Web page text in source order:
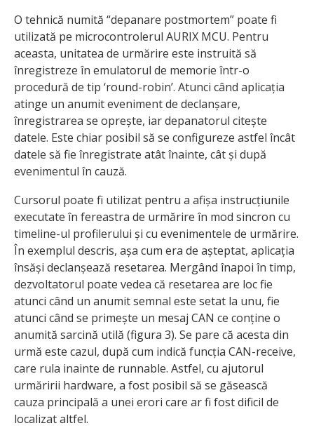
O tehnică numită “depanare postmortem” poate fi
utilizată pe microcontrolerul AURIX MCU. Pentru
aceasta, unitatea de urmărire este instruită să
înregistreze în emulatorul de memorie într-o
procedură de tip ‘round-robin’. Atunci când aplicația
atinge un anumit eveniment de declanșare,
înregistrarea se oprește, iar depanatorul citește
datele. Este chiar posibil să se configureze astfel încât
datele să fie înregistrate atât înainte, cât și după
evenimentul în cauză.
Cursorul poate fi utilizat pentru a afișa instrucțiunile
executate în fereastra de urmărire în mod sincron cu
timeline-ul profilerului și cu evenimentele de urmărire.
În exemplul descris, așa cum era de așteptat, aplicația
însăși declanșează resetarea. Mergând înapoi în timp,
dezvoltatorul poate vedea că resetarea are loc fie
atunci când un anumit semnal este setat la unu, fie
atunci când se primește un mesaj CAN ce conține o
anumită sarcină utilă (figura 3). Se pare că acesta din
urmă este cazul, după cum indică funcția CAN-receive,
care rula inainte de runnable. Astfel, cu ajutorul
urmăririi hardware, a fost posibil să se găsească
cauza principală a unei erori care ar fi fost dificil de
localizat altfel.